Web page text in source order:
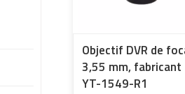
Objectif DVR de
3,55 mm, fabricant
YT-1549-R1